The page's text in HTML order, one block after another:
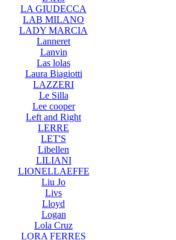
LA GIUDECCA
LAB MILANO
LADY MARCIA
Lanneret
Lanvin
Las lolas
Laura Biagiotti
LAZZERI
Le Silla
Lee cooper
Left and Right
LERRE
LET'S
Libellen
LILIANI
LIONELLAEFFE
Liu Jo
Livs
Lloyd
Logan
Lola Cruz
LORA FERRES